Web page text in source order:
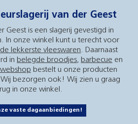
van der Geest
Geest is een slagerij gevestigd in
In onze winkel kunt u terecht voor
de lekkerste vleeswaren. Daarnaast
in belegde broodjes, barbecue en
webshop bestelt u onze producten
bezorgen ook! Wij zien u graag
in onze winkel.
vaste dagaanbiedingen!